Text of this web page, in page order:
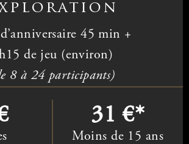
45 min +
de jeu (environ)
8 à 24 participants)
31 €*
Moins de 15 ans